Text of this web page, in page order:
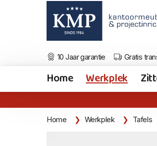
10 Jaar garantie Gratis
Home Werkplek
Home Werkplek Tafels